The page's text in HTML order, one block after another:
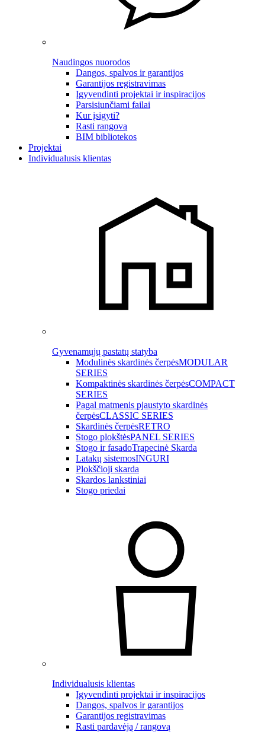
Naudingos nuorodos
Dangos, spalvos ir garantijos
Garantijos registravimas
Įgyvendinti projektai ir inspiracijos
Parsisiunčiami failai
Kur įsigyti?
Rasti rangovą
BIM bibliotekos
Projektai
Individualusis klientas
Gyvenamųjų pastatų statyba
Modulinės skardinės čerpėsMODULAR
SERIES
Kompaktinės skardinės čerpėsCOMPACT
SERIES
Pagal matmenis pjaustyto skardinės
čerpėsCLASSIC SERIES
Skardinės čerpėsRETRO
Stogo plokštėsPANEL SERIES
Stogo ir fasadoTrapecinė Skarda
Latakų sistemosINGURI
Plokščioji skarda
Skardos lankstiniai
Stogo priedai
Individualusis klientas
Įgyvendinti projektai ir inspiracijos
Dangos, spalvos ir garantijos
Garantijos registravimas
Rasti pardavėją / rangovą